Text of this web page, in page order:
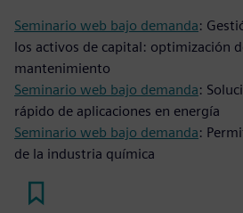
Seminario web bajo demanda:
los activos de capital: optimización
mantenimiento
Seminario web bajo demanda:
rápido de aplicaciones en energía
Seminario web bajo demanda:
de la industria química